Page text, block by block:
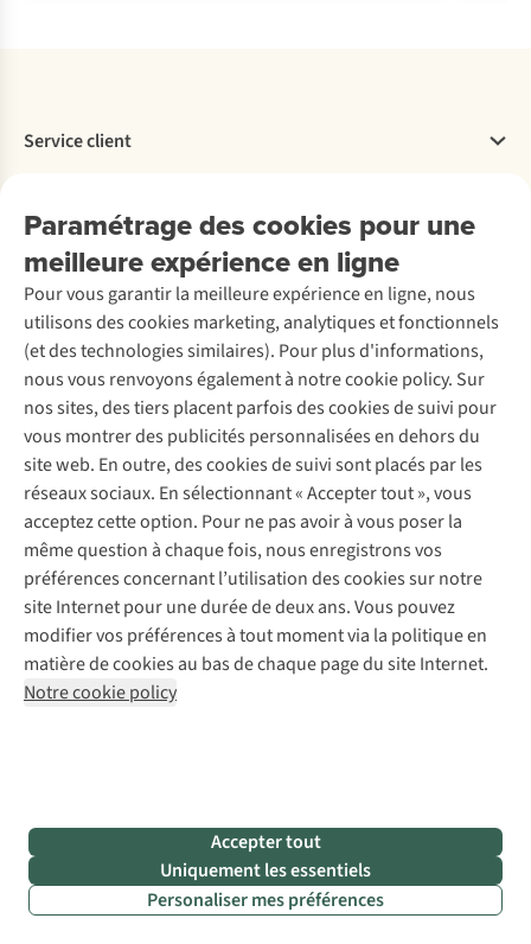
Paramétrage des cookies pour une
meilleure expérience en ligne
Pour vous garantir la meilleure expérience en ligne, nous
utilisons des cookies marketing, analytiques et fonctionnels
(et des technologies similaires). Pour plus d'informations,
nous vous renvoyons également à notre cookie policy. Sur
nos sites, des tiers placent parfois des cookies de suivi pour
vous montrer des publicités personnalisées en dehors du
site web. En outre, des cookies de suivi sont placés par les
réseaux sociaux. En sélectionnant « Accepter tout », vous
acceptez cette option. Pour ne pas avoir à vous poser la
même question à chaque fois, nous enregistrons vos
préférences concernant l’utilisation des cookies sur notre
site Internet pour une durée de deux ans. Vous pouvez
modifier vos préférences à tout moment via la politique en
matière de cookies au bas de chaque page du site Internet.
Notre cookie policy
Accepter tout
Uniquement les essentiels
Personaliser mes préférences
Service client
Commander
Livraison
Retourner
Rétractation d'une commande
Entretien & réparations
Garantie
Contactez-nous
À propos de nous
Travailler chez A.S.Adventure
Explore More
Entreprise responsable
À propos d’Ayacucho
Nos magasins
À propos d’A.S.Adventure
Déclaration d'accessibilité
Nos services
Location / Location sports d’hiver
Seconde-main
Entretien de ski
Service de lavage
Entretien de chaussures
Réparation de chaussures
Réparation de vêtements
Retouches
Pour les entreprises
Découvrez
A.S.Magazine
Explore Camp
Gear Check
Expertise & conseils
Abonnez-vous à la newsletter
Suivez-nous
L-2411 Luxembourg
+32 (0)3 828 30 15 team@asadventure.com
TVA LU 145.75.057